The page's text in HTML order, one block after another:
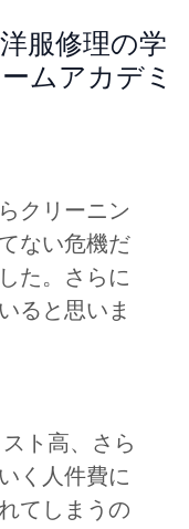
服修理の学
ムアカデミ
クリーニン
ない危機だ
た。さらに
ると思いま
ト高、さら
く人件費に
てしまうの